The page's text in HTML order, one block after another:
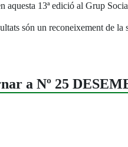
aquesta 13ª edició al Grup
són un reconeixement de
a Nº 25